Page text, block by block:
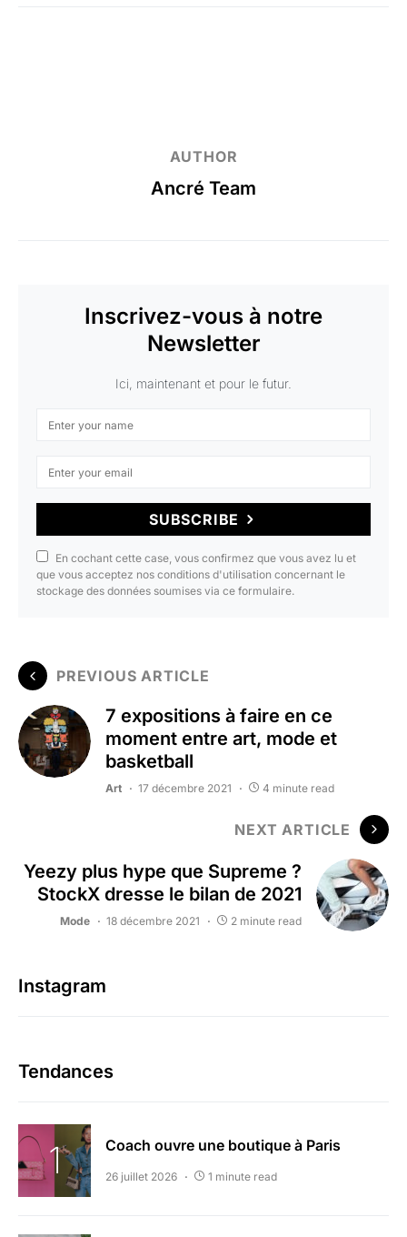
AUTHOR
Ancré Team
Inscrivez-vous à notre
Newsletter
Ici, maintenant et pour le futur.
SUBSCRIBE
En cochant cette case, vous confirmez que vous avez lu et
que vous acceptez nos conditions d'utilisation concernant le
stockage des données soumises via ce formulaire.
PREVIOUS ARTICLE
7 expositions à faire en ce
moment entre art, mode et
basketball
Art 17 décembre 2021 4 minute read
NEXT ARTICLE
Yeezy plus hype que Supreme ?
StockX dresse le bilan de 2021
Mode 18 décembre 2021 2 minute read
Instagram
Tendances
Coach ouvre une boutique à Paris
26 juillet 2026 1 minute read